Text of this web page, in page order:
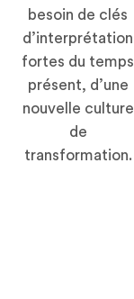
besoin de clés
d’interprétation
fortes du temps
présent, d’une
nouvelle culture
de
transformation.